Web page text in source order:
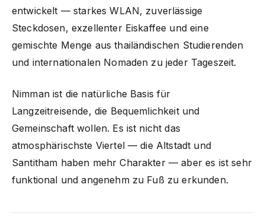
entwickelt — starkes WLAN, zuverlässige
Steckdosen, exzellenter Eiskaffee und eine
gemischte Menge aus thailändischen Studierenden
und internationalen Nomaden zu jeder Tageszeit.
Nimman ist die natürliche Basis für
Langzeitreisende, die Bequemlichkeit und
Gemeinschaft wollen. Es ist nicht das
atmosphärischste Viertel — die Altstadt und
Santitham haben mehr Charakter — aber es ist sehr
funktional und angenehm zu Fuß zu erkunden.